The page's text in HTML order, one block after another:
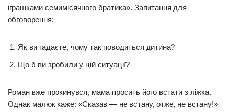
іграшками семимісячного братика». Запитання для
обговорення:
Як ви гадаєте, чому так поводиться дитина?
Що б ви зробили у цій ситуації?
Роман вже прокинувся, мама просить його встати з ліжка.
Однак малюк каже: «Сказав — не встану, отже, не встану!»